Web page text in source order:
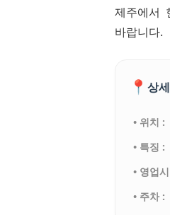
제주에서
바랍니다.
📍 상
• 위치 :
• 특징 :
• 영업
• 주차 :